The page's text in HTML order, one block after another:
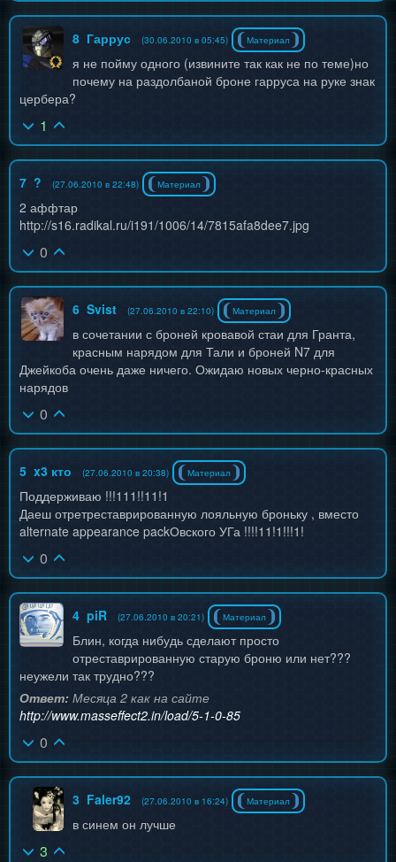
8 Гаррус (30.06.2010 в 05:45) Материал
я не пойму одного (извините так как не по теме)но
почему на раздолбаной броне гарруса на руке знак
цербера?
1
7 ? (27.06.2010 в 22:48) Материал
2 аффтар
http://s16.radikal.ru/i191/1006/14/7815afa8dee7.jpg
0
6 Svist (27.06.2010 в 22:10) Материал
в сочетании с броней кровавой стаи для Гранта,
красным нарядом для Тали и броней N7 для
Джейкоба очень даже ничего. Ожидаю новых черно-красных
нарядов
0
5 x3 кто (27.06.2010 в 20:38) Материал
Поддерживаю !!!111!!11!1
Даеш отретреставрированную лояльную броньку , вместо
alternate appearance packОвского УГа !!!!11!1!!!1!
0
4 piR (27.06.2010 в 20:21) Материал
Блин, когда нибудь сделают просто
отреставрированную старую броню или нет???
неужели так трудно???
Ответ: Месяца 2 как на сайте
http://www.masseffect2.in/load/5-1-0-85
0
3 Faler92 (27.06.2010 в 16:24) Материал
в синем он лучше
3